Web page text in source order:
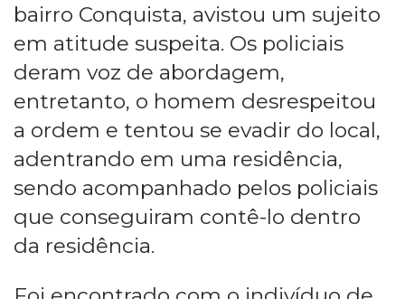
bairro Conquista, avistou um sujeito
em atitude suspeita. Os policiais
deram voz de abordagem,
entretanto, o homem desrespeitou
a ordem e tentou se evadir do local,
adentrando em uma residência,
sendo acompanhado pelos policiais
que conseguiram contê-lo dentro
da residência.